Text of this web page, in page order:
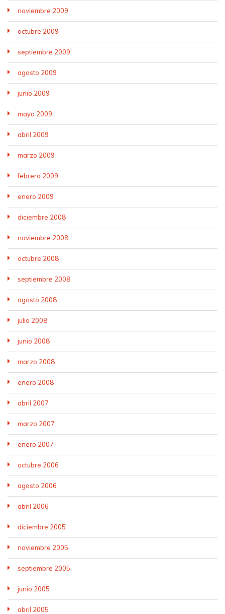
noviembre 2009
octubre 2009
septiembre 2009
agosto 2009
junio 2009
mayo 2009
abril 2009
marzo 2009
febrero 2009
enero 2009
diciembre 2008
noviembre 2008
octubre 2008
septiembre 2008
agosto 2008
julio 2008
junio 2008
marzo 2008
enero 2008
abril 2007
marzo 2007
enero 2007
octubre 2006
agosto 2006
abril 2006
diciembre 2005
noviembre 2005
septiembre 2005
junio 2005
abril 2005